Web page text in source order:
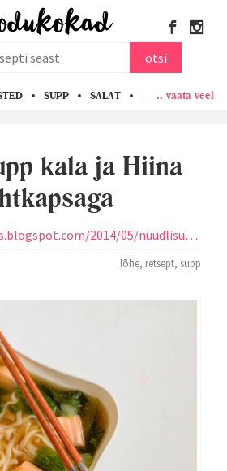
otsi
SUPP SALAT PASTA KANA
.. vaata veel
kala ja Hiina
http://siljafoodparis.blogspot.com/2014/05/nuudlisupp-kala-ja-hiina-lehtkapsaga.html
lõhe, retsept, supp